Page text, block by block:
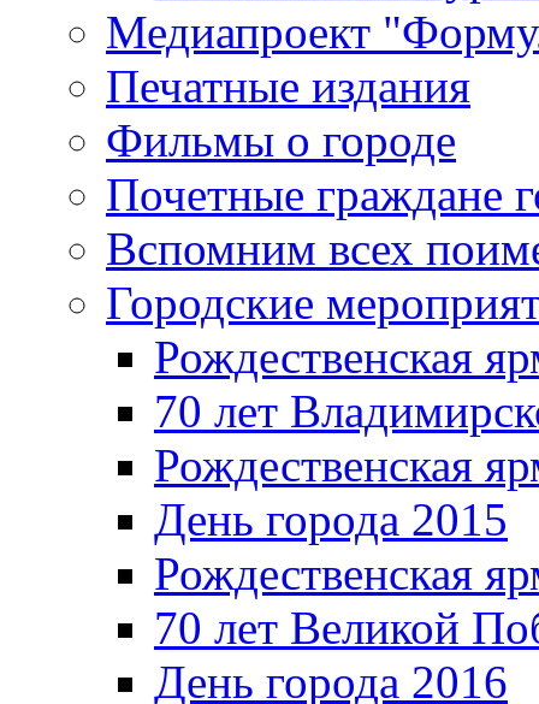
Медиапроект
Печатные издания
Фильмы о городе
Почетные граждане
Вспомним всех
Городские
Рождественская
70 лет
Рождественская
День города 2015
Рождественская
70 лет Великой
День города 2016